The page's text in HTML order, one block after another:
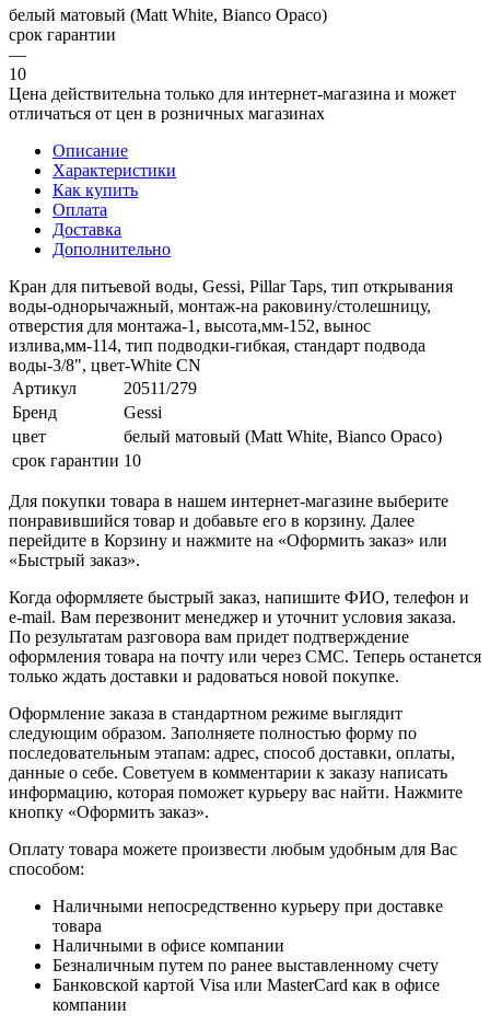
белый матовый (Matt White, Bianco Opaco)
срок гарантии
—
10
Цена действительна только для интернет-магазина и может
отличаться от цен в розничных магазинах
Описание
Характеристики
Как купить
Оплата
Доставка
Дополнительно
Кран для питьевой воды, Gessi, Pillar Taps, тип открывания
воды-однорычажный, монтаж-на раковину/столешницу,
отверстия для монтажа-1, высота,мм-152, вынос
излива,мм-114, тип подводки-гибкая, стандарт подвода
воды-3/8", цвет-White CN
Артикул
20511/279
Бренд
Gessi
цвет
белый матовый (Matt White, Bianco Opaco)
срок гарантии 10
Для покупки товара в нашем интернет-магазине выберите
понравившийся товар и добавьте его в корзину. Далее
перейдите в Корзину и нажмите на «Оформить заказ» или
«Быстрый заказ».
Когда оформляете быстрый заказ, напишите ФИО, телефон и
e-mail. Вам перезвонит менеджер и уточнит условия заказа.
По результатам разговора вам придет подтверждение
оформления товара на почту или через СМС. Теперь останется
только ждать доставки и радоваться новой покупке.
Оформление заказа в стандартном режиме выглядит
следующим образом. Заполняете полностью форму по
последовательным этапам: адрес, способ доставки, оплаты,
данные о себе. Советуем в комментарии к заказу написать
информацию, которая поможет курьеру вас найти. Нажмите
кнопку «Оформить заказ».
Оплату товара можете произвести любым удобным для Вас
способом:
Наличными непосредственно курьеру при доставке
товара
Наличными в офисе компании
Безналичным путем по ранее выставленному счету
Банковской картой Visa или MasterCard как в офисе
компании